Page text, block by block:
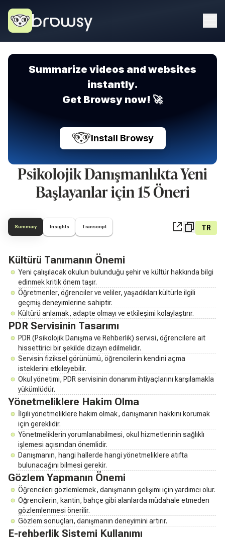
Summarize videos and websites
instantly.
Get Browsy now! 🚀
Install Browsy
Psikolojik Danışmanlıkta Yeni
Başlayanlar için 15 Öneri
Summary Insights Transcript TR
Kültürü Tanımanın Önemi
Yeni çalışılacak okulun bulunduğu şehir ve kültür hakkında bilgi
edinmek kritik önem taşır.
Öğretmenler, öğrenciler ve veliler, yaşadıkları kültürle ilgili
geçmiş deneyimlerine sahiptir.
Kültürü anlamak, adapte olmayı ve etkileşimi kolaylaştırır.
PDR Servisinin Tasarımı
PDR (Psikolojik Danışma ve Rehberlik) servisi, öğrencilere ait
hissettirici bir şekilde dizayn edilmelidir.
Servisin fiziksel görünümü, öğrencilerin kendini açma
isteklerini etkileyebilir.
Okul yönetimi, PDR servisinin donanım ihtiyaçlarını karşılamakla
yükümlüdür.
Yönetmeliklere Hakim Olma
İlgili yönetmeliklere hakim olmak, danışmanın hakkını korumak
için gereklidir.
Yönetmeliklerin yorumlanabilmesi, okul hizmetlerinin sağlıklı
işlemesi açısından önemlidir.
Danışmanın, hangi hallerde hangi yönetmeliklere atıfta
bulunacağını bilmesi gerekir.
Gözlem Yapmanın Önemi
Öğrencileri gözlemlemek, danışmanın gelişimi için yardımcı olur.
Öğrencilerin, kantin, bahçe gibi alanlarda müdahale etmeden
gözlemlenmesi önerilir.
Gözlem sonuçları, danışmanın deneyimini artırır.
E-rehberlik Sistemi Kullanımı